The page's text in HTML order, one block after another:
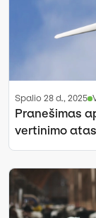
spalio 28 d., 2025
Pranešimas
vertinimo